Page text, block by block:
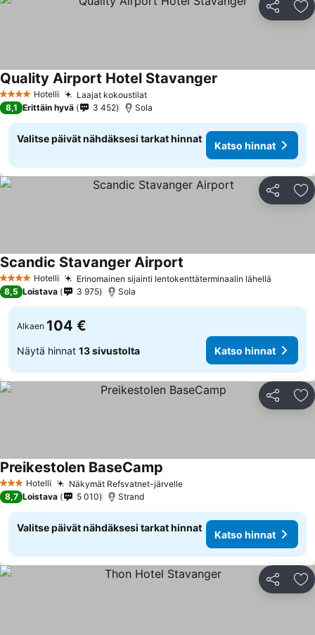
Jaa
4 Tähtiluokitus
Hotelli Laajat kokoustilatKatso hinnat
Quality Airport Hotel Stavanger
8,1 Erittäin hyvä 3 452 Sola
Valitse päivät nähdäksesi tarkat hinnat
Katso hinnat
Jaa
4 Tähtiluokitus
Hotelli Erinomainen sijainti lentokenttäterminaalin lähellä
Scandic Stavanger Airport
8,5 Loistava 3 975 Sola
Alkaen 104 €
Näytä hinnat 13 sivustolta Katso hinnat
Jaa
3 Tähtiluokitus
Hotelli Näkymät Refsvatnet-järvelleKatso hinnat
Preikestolen BaseCamp
8,7 Loistava 5 010 Strand
Valitse päivät nähdäksesi tarkat hinnat
Katso hinnat
Jaa